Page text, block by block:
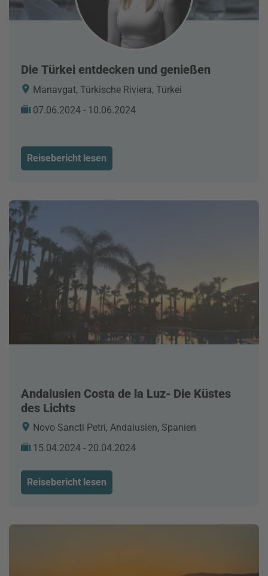
Die Türkei entdecken und genießen
Manavgat, Türkische Riviera, Türkei
07.06.2024 - 10.06.2024
Reisebericht lesen
Andalusien Costa de la Luz- Die Küstes
des Lichts
Novo Sancti Petri, Andalusien, Spanien
15.04.2024 - 20.04.2024
Reisebericht lesen